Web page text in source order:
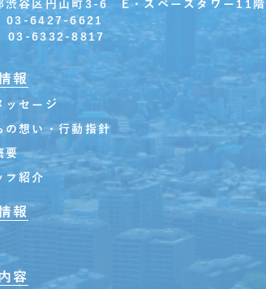
渋谷区円山町3-6 E・スペースタワー11階
6427-6621
6332-8817
報
ッセージ
の想い・行動指針
要
フ紹介
報
容